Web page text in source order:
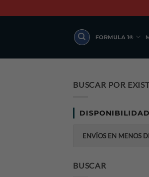
to
FORMULA 1®
BUSCAR POR
DISPONIBILIDAD
ENVÍOS EN MENOS
BUSCAR